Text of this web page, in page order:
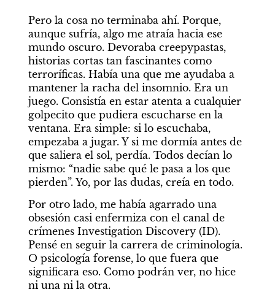
Pero la cosa no terminaba ahí. Porque,
aunque sufría, algo me atraía hacia ese
mundo oscuro. Devoraba creepypastas,
historias cortas tan fascinantes como
terroríficas. Había una que me ayudaba a
mantener la racha del insomnio. Era un
juego. Consistía en estar atenta a cualquier
golpecito que pudiera escucharse en la
ventana. Era simple: si lo escuchaba,
empezaba a jugar. Y si me dormía antes de
que saliera el sol, perdía. Todos decían lo
mismo: “nadie sabe qué le pasa a los que
pierden”. Yo, por las dudas, creía en todo.
Por otro lado, me había agarrado una
obsesión casi enfermiza con el canal de
crímenes Investigation Discovery (ID).
Pensé en seguir la carrera de criminología.
O psicología forense, lo que fuera que
significara eso. Como podrán ver, no hice
ni una ni la otra.